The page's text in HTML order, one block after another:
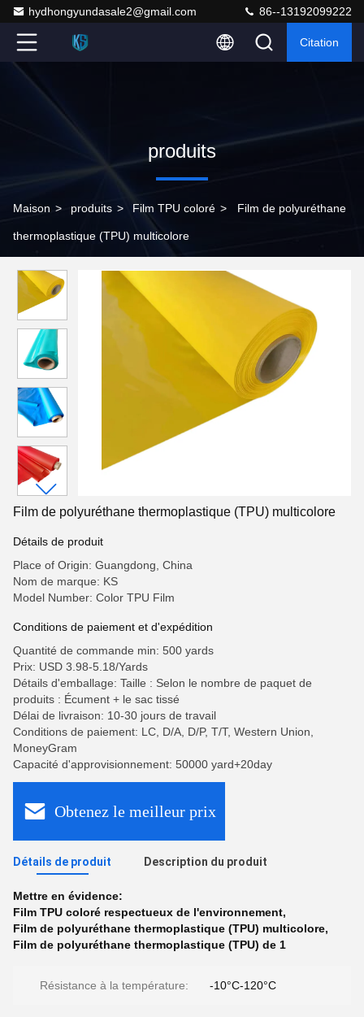
hydhongyundasale2@gmail.com 86--13192099222
Citation
produits
Maison > produits > Film TPU coloré > Film de polyuréthane
thermoplastique (TPU) multicolore
Film de polyuréthane thermoplastique (TPU) multicolore
Détails de produit
Place of Origin: Guangdong, China
Nom de marque: KS
Model Number: Color TPU Film
Conditions de paiement et d'expédition
Quantité de commande min: 500 yards
Prix: USD 3.98-5.18/Yards
Détails d'emballage: Taille : Selon le nombre de paquet de
produits : Écument + le sac tissé
Délai de livraison: 10-30 jours de travail
Conditions de paiement: LC, D/A, D/P, T/T, Western Union,
MoneyGram
Capacité d'approvisionnement: 50000 yard+20day
Obtenez le meilleur prix
Détails de produit Description du produit
Mettre en évidence:
Film TPU coloré respectueux de l'environnement,
Film de polyuréthane thermoplastique (TPU) multicolore,
Film de polyuréthane thermoplastique (TPU) de 1
Résistance à la température: -10°C-120°C